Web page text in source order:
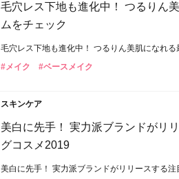
毛穴レス下地も進化中！ つるりん
ムをチェック
毛穴レス下地も進化中！ つるりん美肌になれ
#メイク
#ベースメイク
スキンケア
美白に先手！ 実力派ブランドがリ
グコスメ2019
美白に先手！ 実力派ブランドがリリースする